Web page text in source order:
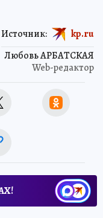
Любовь АРБАТСКАЯ
Web-редактор
Источник: kp.ru